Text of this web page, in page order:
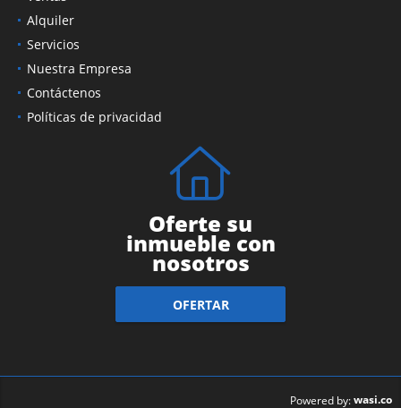
Alquiler
Servicios
Nuestra Empresa
Contáctenos
Políticas de privacidad
Oferte su
inmueble con
nosotros
OFERTAR
Powered by:wasi.co